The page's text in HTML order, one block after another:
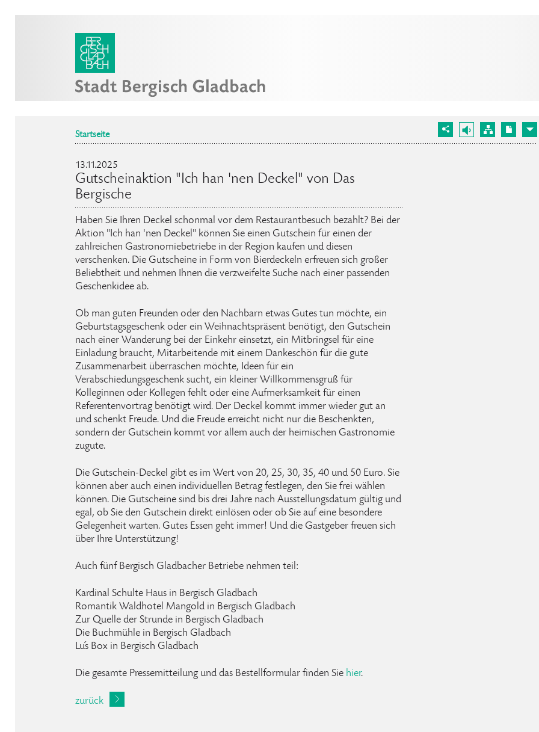
Startseite
13.11.2025
Gutscheinaktion "Ich han 'nen Deckel" von Das
Bergische
Haben Sie Ihren Deckel schonmal vor dem Restaurantbesuch bezahlt? Bei der
Aktion "Ich han 'nen Deckel" können Sie einen Gutschein für einen der
zahlreichen Gastronomiebetriebe in der Region kaufen und diesen
verschenken. Die Gutscheine in Form von Bierdeckeln erfreuen sich großer
Beliebtheit und nehmen Ihnen die verzweifelte Suche nach einer passenden
Geschenkidee ab.
Ob man guten Freunden oder den Nachbarn etwas Gutes tun möchte, ein
Geburtstagsgeschenk oder ein Weihnachtspräsent benötigt, den Gutschein
nach einer Wanderung bei der Einkehr einsetzt, ein Mitbringsel für eine
Einladung braucht, Mitarbeitende mit einem Dankeschön für die gute
Zusammenarbeit überraschen möchte, Ideen für ein
Verabschiedungsgeschenk sucht, ein kleiner Willkommensgruß für
Kolleginnen oder Kollegen fehlt oder eine Aufmerksamkeit für einen
Referentenvortrag benötigt wird. Der Deckel kommt immer wieder gut an
und schenkt Freude. Und die Freude erreicht nicht nur die Beschenkten,
sondern der Gutschein kommt vor allem auch der heimischen Gastronomie
zugute.
Die Gutschein-Deckel gibt es im Wert von 20, 25, 30, 35, 40 und 50 Euro. Sie
können aber auch einen individuellen Betrag festlegen, den Sie frei wählen
können. Die Gutscheine sind bis drei Jahre nach Ausstellungsdatum gültig und
egal, ob Sie den Gutschein direkt einlösen oder ob Sie auf eine besondere
Gelegenheit warten. Gutes Essen geht immer! Und die Gastgeber freuen sich
über Ihre Unterstützung!
Auch fünf Bergisch Gladbacher Betriebe nehmen teil:
Kardinal Schulte Haus in Bergisch Gladbach
Romantik Waldhotel Mangold in Bergisch Gladbach
Zur Quelle der Strunde in Bergisch Gladbach
Die Buchmühle in Bergisch Gladbach
Lu´s Box in Bergisch Gladbach
Die gesamte Pressemitteilung und das Bestellformular finden Sie hier.
zurück